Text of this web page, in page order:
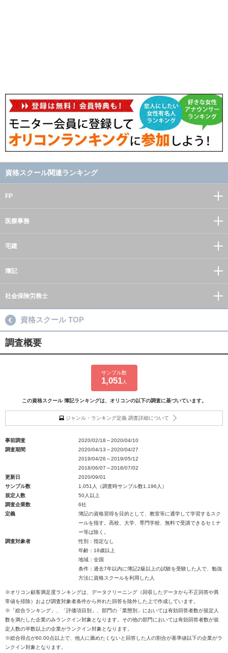
資格スクール関連ランキング
FP
医療事務
宅建
簿記
社会保険労務士
資格スクール TOP
調査概要
サンプル数
1,051人
この資格スクール 簿記ランキングは、オリコンの以下の調査に基づいています。
ジャンル・ランキング定義 調査詳細について
事前調査
2020/02/18～2020/04/10
調査期間
2020/04/13～2020/04/27
2019/04/26～2019/05/12
2018/06/07～2018/07/02
更新日
2020/09/01
サンプル数
1,051人（調査時サンプル数1,196人）
規定人数
50人以上
調査企業数
6社
定義
簿記の資格習得を目的として、教室等に通学して学習するスク
ールを指す。高校、大学、専門学校、無料で受講できるセミナ
ー等は除く。
調査対象者
性別：指定なし
年齢：18歳以上
地域：全国
条件：過去7年以内に簿記2級以上の試験を受験した人で、勉強
方法に資格スクールを利用した人
※オリコン顧客満足度ランキングは、データクリーニング（回収したデータから不正回答や異
常値を排除）および調査対象者条件から外れた回答を除外した上で作成しています。
※「総合ランキング」、「評価項目別」、部門の「業態別」においては有効回答者数が規定人
数を満たした企業のみランクイン対象となります。その他の部門においては有効回答者数が規
定人数の半数以上の企業がランクイン対象となります。
※総合得点が60.00点以上で、他人に薦めたくないと回答した人の割合が基準値以下の企業がラ
ンクイン対象となります。